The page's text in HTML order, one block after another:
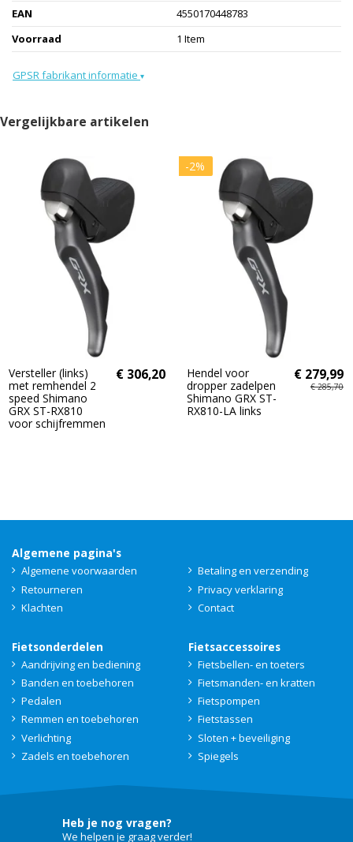
EAN
4550170448783
Voorraad
1 Item
GPSR fabrikant informatie ▾
Vergelijkbare artikelen
Versteller (links)
met remhendel 2
speed Shimano
GRX ST-RX810
voor schijfremmen
€ 306,20
-2%
Hendel voor
dropper zadelpen
Shimano GRX ST-
RX810-LA links
€ 279,99
€ 285,70
Algemene pagina's
Algemene voorwaarden
Betaling en verzending
Retourneren
Privacy verklaring
Klachten
Contact
Fietsonderdelen
Aandrijving en bediening
Banden en toebehoren
Pedalen
Remmen en toebehoren
Verlichting
Zadels en toebehoren
Fietsaccessoires
Fietsbellen- en toeters
Fietsmanden- en kratten
Fietspompen
Fietstassen
Sloten + beveiliging
Spiegels
Heb je nog vragen?
We helpen je graag verder!